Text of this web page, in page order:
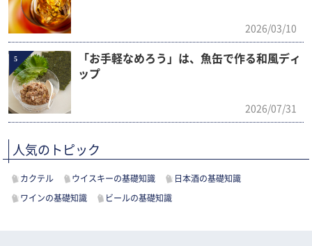
2026/03/10
5
「お手軽なめろう」は、魚缶で作る和風ディ
ップ
2026/07/31
人気のトピック
カクテル ウイスキーの基礎知識 日本酒の基礎知識
ワインの基礎知識 ビールの基礎知識